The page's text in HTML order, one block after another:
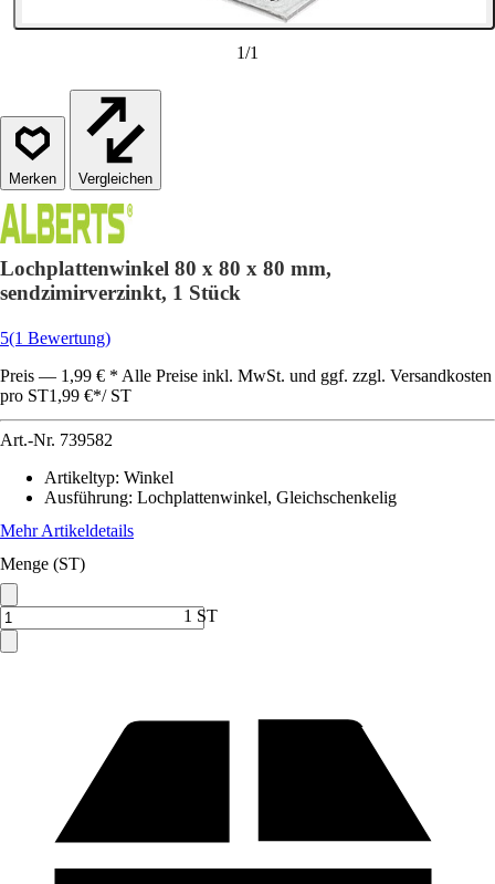
1/1
Vergleichen
Lochplattenwinkel 80 x 80 x 80 mm,
sendzimirverzinkt, 1 Stück
5(1 Bewertung)
Preis — 1,99 € * Alle Preise inkl. MwSt. und ggf. zzgl. Versandkosten
pro ST1,99 €*/ ST
Art.-Nr. 739582
Artikeltyp: Winkel
Ausführung: Lochplattenwinkel, Gleichschenkelig
Mehr Artikeldetails
Menge (ST)
1 ST